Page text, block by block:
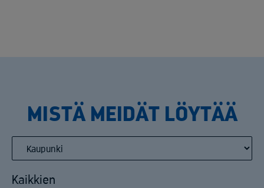
MISTÄ MEIDÄT LÖYTÄÄ
Kaikkien